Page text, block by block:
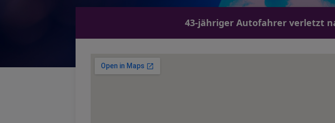
43-jähriger Autofahrer verletzt